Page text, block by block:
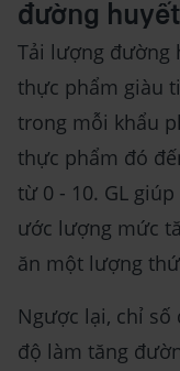
đường huyết
Tải lượng đường
thực phẩm giàu
trong mỗi khẩu
thực phẩm đó
từ 0 - 10. GL
ước lượng mức
ăn một lượng
Ngược lại, chỉ số
độ làm tăng